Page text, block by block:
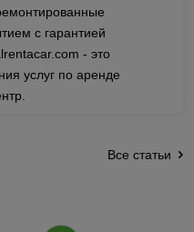
с гарантией
- это
услуг по аренде
Все статьи